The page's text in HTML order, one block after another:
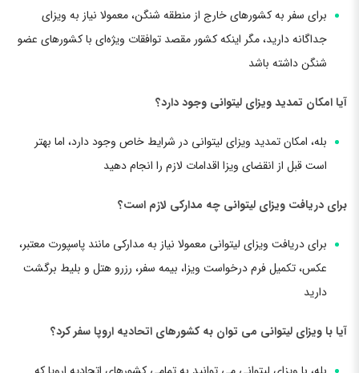
برای سفر به کشورهای خارج از منطقه شنگن، معمولا نیاز به ویزای
جداگانه دارید، مگر اینکه کشور مقصد توافقات ویژه‌ای با کشورهای عضو
شنگن داشته باشد
آیا امکان تمدید ویزای لیتوانی وجود دارد؟
بله، امکان تمدید ویزای لیتوانی در شرایط خاص وجود دارد، اما بهتر
است قبل از انقضای ویزا اقدامات لازم را انجام دهید
برای دریافت ویزای لیتوانی چه مدارکی لازم است؟
برای دریافت ویزای لیتوانی معمولا نیاز به مدارکی مانند پاسپورت معتبر،
عکس، تکمیل فرم درخواست ویزا، بیمه سفر، رزرو هتل و بلیط برگشت
دارید
آیا با ویزای لیتوانی می توان به کشورهای اتحادیه اروپا سفر کرد؟